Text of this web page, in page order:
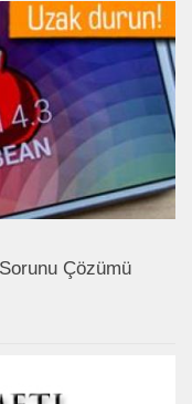
Çözümü